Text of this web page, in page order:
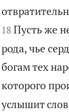
18 Пусть же
рода, чье
богам тех
которого
услышит